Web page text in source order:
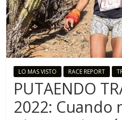
o
R
u
n
LO MAS VISTO RACE REPORT
PUTAENDO
2022: Cuando